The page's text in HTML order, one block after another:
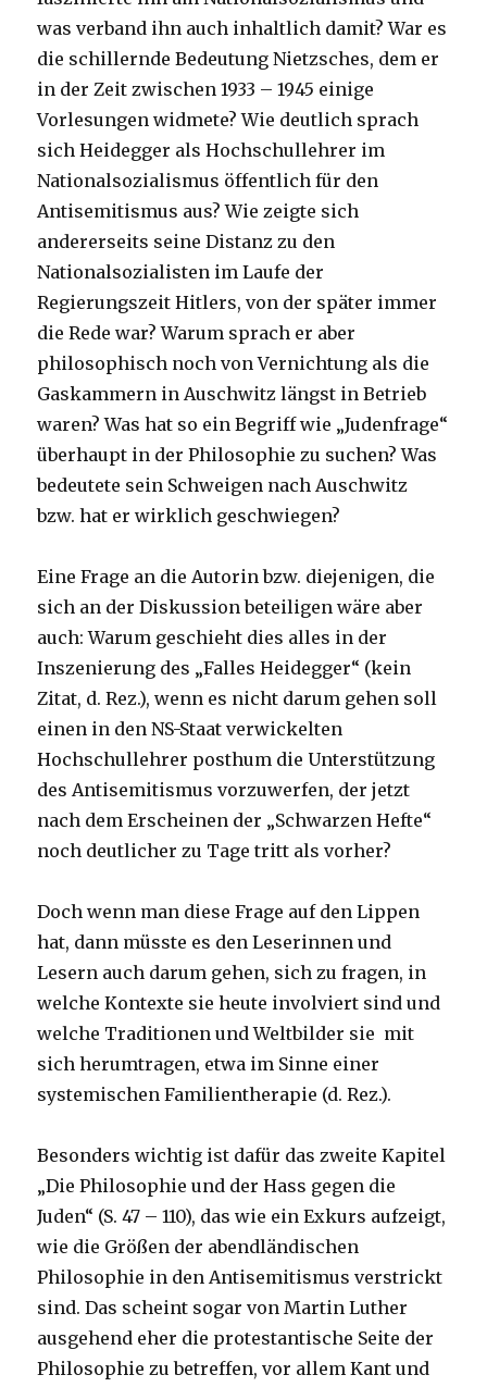
was verband ihn auch inhaltlich damit? War es
die schillernde Bedeutung Nietzsches, dem er
in der Zeit zwischen 1933 – 1945 einige
Vorlesungen widmete? Wie deutlich sprach
sich Heidegger als Hochschullehrer im
Nationalsozialismus öffentlich für den
Antisemitismus aus? Wie zeigte sich
andererseits seine Distanz zu den
Nationalsozialisten im Laufe der
Regierungszeit Hitlers, von der später immer
die Rede war? Warum sprach er aber
philosophisch noch von Vernichtung als die
Gaskammern in Auschwitz längst in Betrieb
waren? Was hat so ein Begriff wie „Judenfrage“
überhaupt in der Philosophie zu suchen? Was
bedeutete sein Schweigen nach Auschwitz
bzw. hat er wirklich geschwiegen?
Eine Frage an die Autorin bzw. diejenigen, die
sich an der Diskussion beteiligen wäre aber
auch: Warum geschieht dies alles in der
Inszenierung des „Falles Heidegger“ (kein
Zitat, d. Rez.), wenn es nicht darum gehen soll
einen in den NS-Staat verwickelten
Hochschullehrer posthum die Unterstützung
des Antisemitismus vorzuwerfen, der jetzt
nach dem Erscheinen der „Schwarzen Hefte“
noch deutlicher zu Tage tritt als vorher?
Doch wenn man diese Frage auf den Lippen
hat, dann müsste es den Leserinnen und
Lesern auch darum gehen, sich zu fragen, in
welche Kontexte sie heute involviert sind und
welche Traditionen und Weltbilder sie mit
sich herumtragen, etwa im Sinne einer
systemischen Familientherapie (d. Rez.).
Besonders wichtig ist dafür das zweite Kapitel
„Die Philosophie und der Hass gegen die
Juden“ (S. 47 – 110), das wie ein Exkurs aufzeigt,
wie die Größen der abendländischen
Philosophie in den Antisemitismus verstrickt
sind. Das scheint sogar von Martin Luther
ausgehend eher die protestantische Seite der
Philosophie zu betreffen, vor allem Kant und